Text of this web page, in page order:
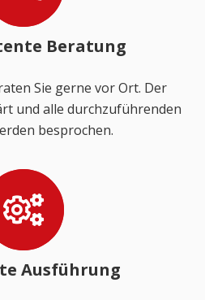
Beratung
Sie gerne vor Ort. Der
und alle durchzuführenden
besprochen.
Ausführung